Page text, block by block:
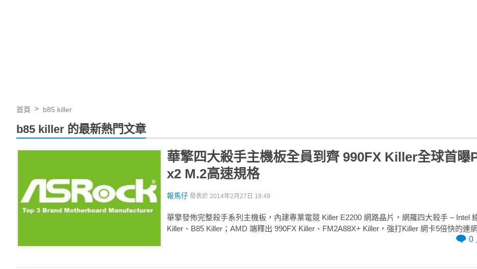
首頁 b85 killer
b85 killer 的最新熱門文章
華擎四大殺手主機板全員到齊 990FX Killer全球首曝
x2 M.2高速規格
報馬仔 發表於 2014年2月27日 18:49
華擎發佈完整殺手系列主機板，內建專業電競 Killer E2200 網路晶片，網羅四大殺手 – Intel
Killer、B85 Killer；AMD 端釋出 990FX Killer、FM2A88X+ Killer，強打Killer 網卡5倍快的連
0